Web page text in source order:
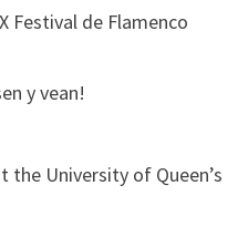
Festival de Flamenco
y vean!
University of Queen’s